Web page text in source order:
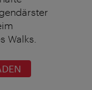
Walks.